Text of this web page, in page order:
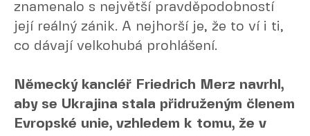
znamenalo s největší pravděpodobností
její reálný zánik. A nejhorší je, že to ví i ti,
co dávají velkohubá prohlášení.
Německý kancléř Friedrich Merz navrhl,
aby se Ukrajina stala přidruženým členem
Evropské unie, vzhledem k tomu, že v